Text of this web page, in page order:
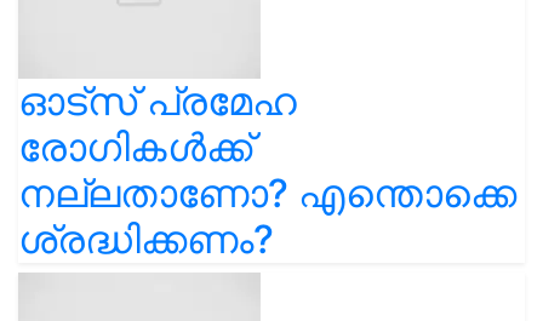
ഓട്സ് പ്രമേഹ
രോഗികൾക്ക്
നല്ലതാണോ? എന്തൊക്കെ
ശ്രദ്ധിക്കണം?